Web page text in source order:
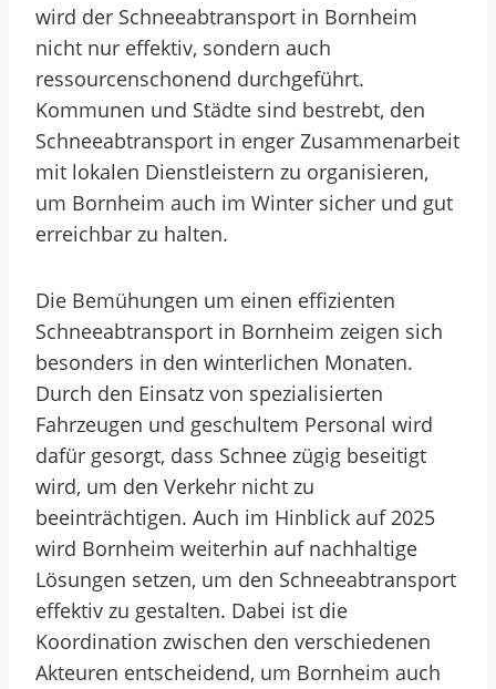
wird der Schneeabtransport in Bornheim
nicht nur effektiv, sondern auch
ressourcenschonend durchgeführt.
Kommunen und Städte sind bestrebt, den
Schneeabtransport in enger Zusammenarbeit
mit lokalen Dienstleistern zu organisieren,
um Bornheim auch im Winter sicher und gut
erreichbar zu halten.
Die Bemühungen um einen effizienten
Schneeabtransport in Bornheim zeigen sich
besonders in den winterlichen Monaten.
Durch den Einsatz von spezialisierten
Fahrzeugen und geschultem Personal wird
dafür gesorgt, dass Schnee zügig beseitigt
wird, um den Verkehr nicht zu
beeinträchtigen. Auch im Hinblick auf 2025
wird Bornheim weiterhin auf nachhaltige
Lösungen setzen, um den Schneeabtransport
effektiv zu gestalten. Dabei ist die
Koordination zwischen den verschiedenen
Akteuren entscheidend, um Bornheim auch